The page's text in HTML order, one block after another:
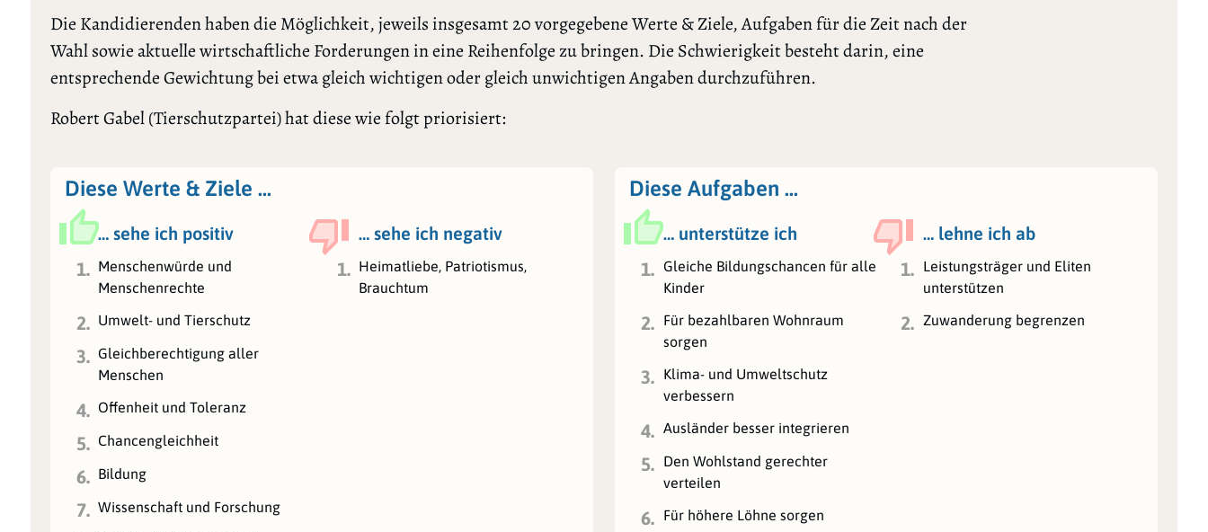
Die Kandidierenden haben die Möglichkeit, jeweils insgesamt 20 vorgegebene Werte & Ziele, Aufgaben für die Zeit nach der
Wahl sowie aktuelle wirtschaftliche Forderungen in eine Reihenfolge zu bringen. Die Schwierigkeit besteht darin, eine
entsprechende Gewichtung bei etwa gleich wichtigen oder gleich unwichtigen Angaben durchzuführen.
Robert Gabel (Tierschutzpartei) hat diese wie folgt priorisiert:
Diese Werte & Ziele …
… sehe ich positiv
… sehe ich negativ
1. Menschenwürde und
Menschenrechte
1. Heimatliebe, Patriotismus,
Brauchtum
2. Umwelt- und Tierschutz
3. Gleichberechtigung aller
Menschen
4. Offenheit und Toleranz
5. Chancengleichheit
6. Bildung
7. Wissenschaft und Forschung
Diese Aufgaben …
… unterstütze ich
… lehne ich ab
1.
Gleiche Bildungschancen für alle
Kinder
1.
Leistungsträger und Eliten
unterstützen
2.
Für bezahlbaren Wohnraum
sorgen
2. Zuwanderung begrenzen
3.
Klima- und Umweltschutz
verbessern
4. Ausländer besser integrieren
5.
Den Wohlstand gerechter
verteilen
6. Für höhere Löhne sorgen